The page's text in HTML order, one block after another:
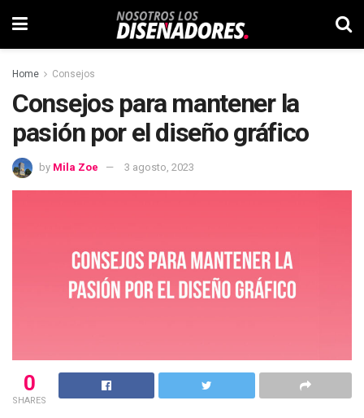
Home Consejos
Consejos para mantener la
pasión por el diseño gráfico
by Mila Zoe 3 agosto, 2023
0
SHARES